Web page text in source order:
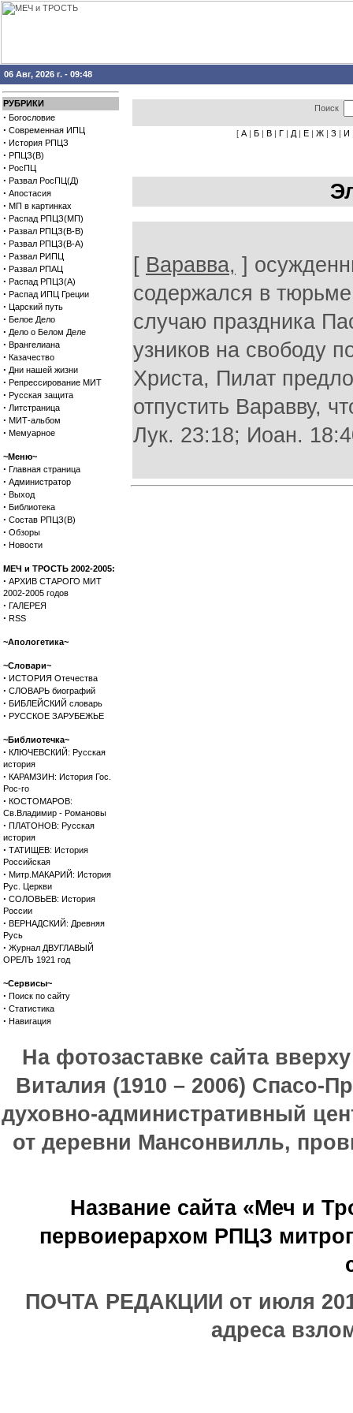
06 Авг, 2026 г. - 09:48
РУБРИКИ
· Богословие
· Современная ИПЦ
· История РПЦЗ
· РПЦЗ(В)
· РосПЦ
· Развал РосПЦ(Д)
· Апостасия
· МП в картинках
· Распад РПЦЗ(МП)
· Развал РПЦЗ(В-В)
· Развал РПЦЗ(В-А)
· Развал РИПЦ
· Развал РПАЦ
· Распад РПЦЗ(А)
· Распад ИПЦ Греции
· Царский путь
· Белое Дело
· Дело о Белом Деле
· Врангелиана
· Казачество
· Дни нашей жизни
· Репрессирование МИТ
· Русская защита
· Литстраница
· МИТ-альбом
· Мемуарное
~Меню~
· Главная страница
· Администратор
· Выход
· Библиотека
· Состав РПЦЗ(В)
· Обзоры
· Новости
МЕЧ и ТРОСТЬ 2002-2005:
· АРХИВ СТАРОГО МИТ
2002-2005 годов
· ГАЛЕРЕЯ
· RSS
~Апологетика~
~Словари~
· ИСТОРИЯ Отечества
· СЛОВАРЬ биографий
· БИБЛЕЙСКИЙ словарь
· РУССКОЕ ЗАРУБЕЖЬЕ
~Библиотечка~
· КЛЮЧЕВСКИЙ: Русская
история
· КАРАМЗИН: История Гос.
Рос-го
· КОСТОМАРОВ:
Св.Владимир - Романовы
· ПЛАТОНОВ: Русская
история
· ТАТИЩЕВ: История
Российская
· Митр.МАКАРИЙ: История
Рус. Церкви
· СОЛОВЬЕВ: История
России
· ВЕРНАДСКИЙ: Древняя
Русь
· Журнал ДВУГЛАВЫЙ
ОРЕЛЪ 1921 год
~Сервисы~
· Поиск по сайту
· Статистика
· Навигация
Поиск
[ А | Б | В | Г | Д | Е | Ж | З | И
[ Варавва, ]
содержался в
случаю праздника
узников на свободу
Христа, Пилат
отпустить Варавву,
Лук. 23:18; Иоан.
На фотозаставке сайта
Виталия (1910 – 2006) Спасо-
духовно-административный
от деревни Мансонвилль,
Название сайта «Меч и
первоиерархом РПЦЗ
ПОЧТА РЕДАКЦИИ от июля
адреса